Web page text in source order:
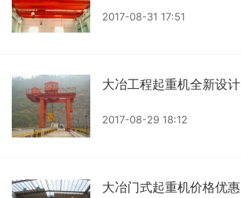
2017-08-31 17:51
大冶工程起重机全新设计
2017-08-29 18:12
大冶门式起重机价格优惠